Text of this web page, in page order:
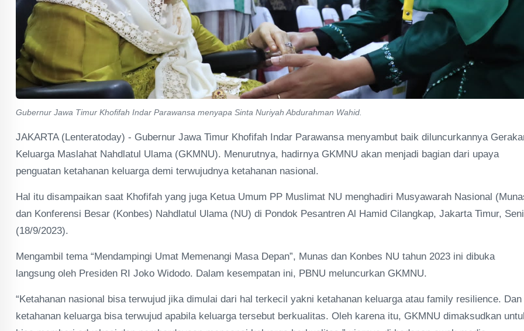
Gubernur Jawa Timur Khofifah Indar Parawansa menyapa Sinta Nuriyah Abdurahman Wahid.
JAKARTA (Lenteratoday) - Gubernur Jawa Timur Khofifah Indar Parawansa menyambut baik diluncurkannya
Keluarga Maslahat Nahdlatul Ulama (GKMNU). Menurutnya, hadirnya GKMNU akan menjadi bagian dari upaya
penguatan ketahanan keluarga demi terwujudnya ketahanan nasional.
Hal itu disampaikan saat Khofifah yang juga Ketua Umum PP Muslimat NU menghadiri Musyawarah Nasional
dan Konferensi Besar (Konbes) Nahdlatul Ulama (NU) di Pondok Pesantren Al Hamid Cilangkap, Jakarta Timur,
(18/9/2023).
Mengambil tema “Mendampingi Umat Memenangi Masa Depan”, Munas dan Konbes NU tahun 2023 ini dibuka
langsung oleh Presiden RI Joko Widodo. Dalam kesempatan ini, PBNU meluncurkan GKMNU.
“Ketahanan nasional bisa terwujud jika dimulai dari hal terkecil yakni ketahanan keluarga atau family resilience. Dan
ketahanan keluarga bisa terwujud apabila keluarga tersebut berkualitas. Oleh karena itu, GKMNU dimaksudkan